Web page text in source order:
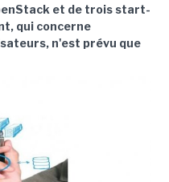
et de trois start-
qui concerne
n'est prévu que